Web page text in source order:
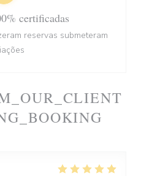
certificadas
reservas submeteram